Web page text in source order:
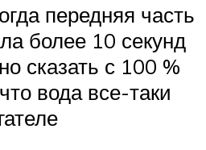
передняя часть
более 10 секунд
сказать с 100 %
вода все-таки